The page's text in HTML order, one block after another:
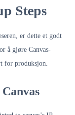
Steps
er dette et godt
å gjøre Canvas-
for produksjon.